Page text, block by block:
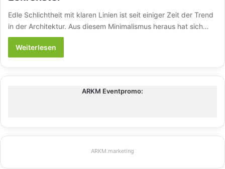
Edle Schlichtheit mit klaren Linien ist seit einiger Zeit der Trend
in der Architektur. Aus diesem Minimalismus heraus hat sich…
Weiterlesen
ARKM Eventpromo:
ARKM.marketing